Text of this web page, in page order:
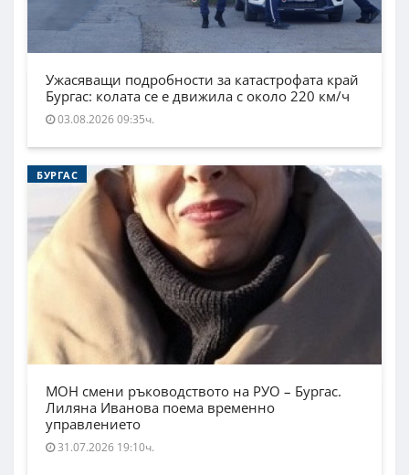
Ужасяващи подробности за катастрофата край
Бургас: колата се е движила с около 220 км/ч
03.08.2026 09:35ч.
БУРГАС
МОН смени ръководството на РУО – Бургас.
Лиляна Иванова поема временно
управлението
31.07.2026 19:10ч.